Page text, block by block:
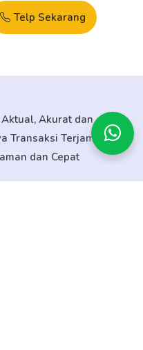
Telp Sekarang
Akurat dan
Transaksi Terjamin
dan Cepat